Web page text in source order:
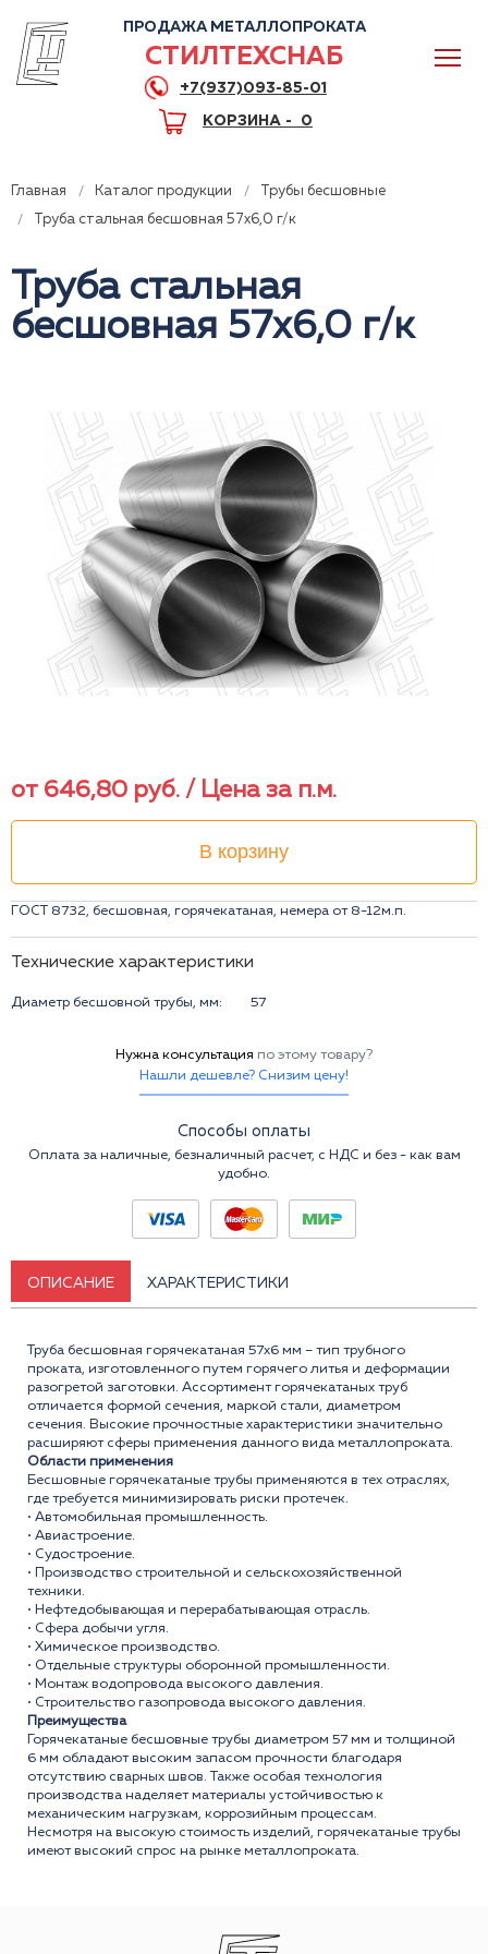
+7(937)093-85-01
ПРОДАЖА МЕТАЛЛОПРОКАТА
СТИЛТЕХСНАБ
+7(937)093-85-01
КОРЗИНА - 0
Главная Каталог продукции
Трубы бесшовные
Труба стальная бесшовная 57x6,0 г/к
Труба стальная
бесшовная 57x6,0 г/к
от 646,80 руб. / Цена за п.м.
В корзину
ГОСТ 8732, бесшовная, горячекатаная, немера от 8-12м.п.
Технические характеристики
Диаметр бесшовной трубы, мм: 57
Нужна консультация по этому товару?
Нашли дешевле? Снизим цену!
Способы оплаты
Оплата за наличные, безналичный расчет, с НДС и без - как вам
удобно.
ОПИСАНИЕ ХАРАКТЕРИСТИКИ
Труба бесшовная горячекатаная 57x6 мм – тип трубного
проката, изготовленного путем горячего литья и деформации
разогретой заготовки. Ассортимент горячекатаных труб
отличается формой сечения, маркой стали, диаметром
сечения. Высокие прочностные характеристики значительно
расширяют сферы применения данного вида металлопроката.
Области применения
Бесшовные горячекатаные трубы применяются в тех отраслях,
где требуется минимизировать риски протечек.
• Автомобильная промышленность.
• Авиастроение.
• Судостроение.
• Производство строительной и сельскохозяйственной
техники.
• Нефтедобывающая и перерабатывающая отрасль.
• Сфера добычи угля.
• Химическое производство.
• Отдельные структуры оборонной промышленности.
• Монтаж водопровода высокого давления.
• Строительство газопровода высокого давления.
Преимущества
Горячекатаные бесшовные трубы диаметром 57 мм и толщиной
6 мм обладают высоким запасом прочности благодаря
отсутствию сварных швов. Также особая технология
производства наделяет материалы устойчивостью к
механическим нагрузкам, коррозийным процессам.
Несмотря на высокую стоимость изделий, горячекатаные трубы
имеют высокий спрос на рынке металлопроката.